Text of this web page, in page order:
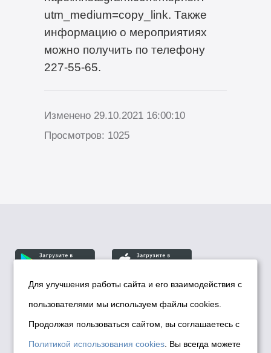
utm_medium=copy_link. Также
информацию о мероприятиях
можно получить по телефону
227-55-65.
Изменено 29.10.2021 16:00:10
Просмотров: 1025
© Департамент информационной политики мэрии
города Новосибирска, 2026
Политика использования Cookies
Для улучшения работы сайта и его взаимодействия с
пользователями мы используем файлы cookies.
Продолжая пользоваться сайтом, вы соглашаетесь с
Политикой использования cookies . Вы всегда можете